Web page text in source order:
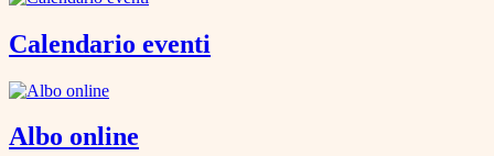
Calendario eventi
Albo online